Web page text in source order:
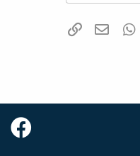
WhatsAppדואר אלקטרוני